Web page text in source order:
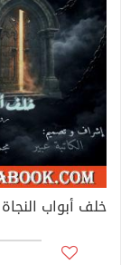
خلف أبواب النجاة